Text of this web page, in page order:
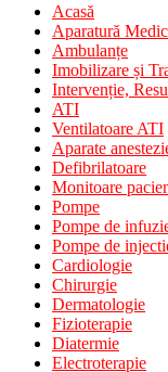
Acasă
Aparatură
Ambulanțe
Imobilizare și
Intervenție,
ATI
Ventilatoare ATI
Aparate
Defibrilatoare
Monitoare
Pompe
Pompe de
Pompe de
Cardiologie
Chirurgie
Dermatologie
Fizioterapie
Diatermie
Electroterapie